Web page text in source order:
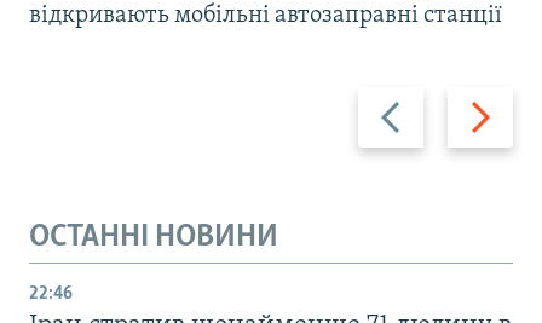
Назад Вперед
відкривають мобільні автозаправні станції
ОСТАННІ НОВИНИ
22:46